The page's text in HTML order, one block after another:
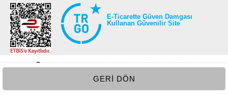
GERI DÖN
E-Ticarette Güven Damgası
Kullanan Güvenilir Site